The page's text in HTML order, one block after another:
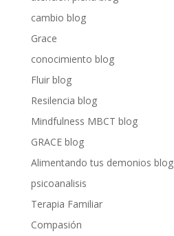
cambio blog
Grace
conocimiento blog
Fluir blog
Resilencia blog
Mindfulness MBCT blog
GRACE blog
Alimentando tus demonios blog
psicoanalisis
Terapia Familiar
Compasión